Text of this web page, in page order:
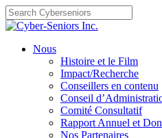
Skip
to
content
Nous
Histoire et le Film
Impact/Recherche
Conseillers en contenu
Conseil
Comité Consultatif
Rapport Annuel et
Nos Partenaires